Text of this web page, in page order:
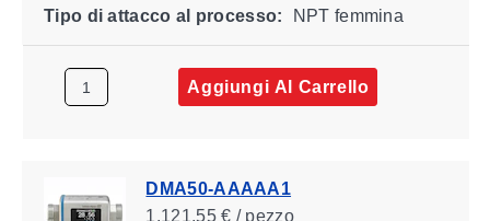
Tipo di attacco al processo: NPT femmina
Aggiungi Al Carrello
DMA50-AAAAA1
1.121,55 € / pezzo